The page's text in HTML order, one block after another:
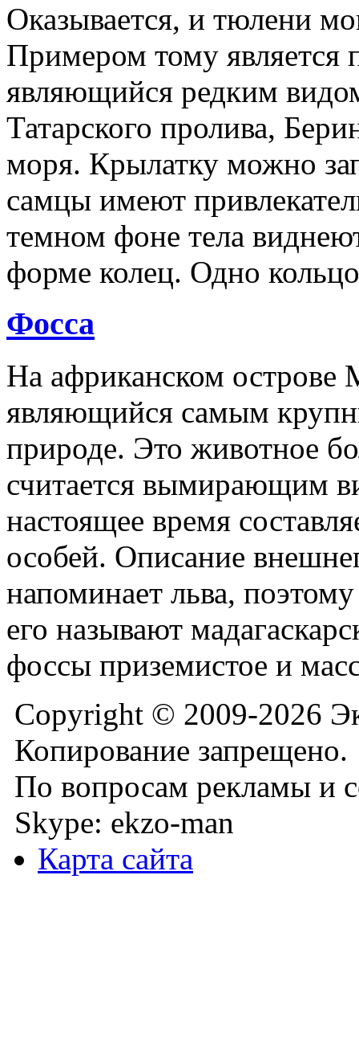
Оказывается, и тюлени
Примером тому является
являющийся редким
Татарского пролива,
моря. Крылатку можно
самцы имеют
темном фоне тела
форме колец. Одно
Фосса
На африканском острове
являющийся самым
природе. Это животное
считается вымирающим
настоящее время
особей. Описание
напоминает льва,
его называют
фоссы приземистое и
Copyright © 2009-2026
Копирование запрещено.
По вопросам рекламы и
Skype: ekzo-man
Карта сайта